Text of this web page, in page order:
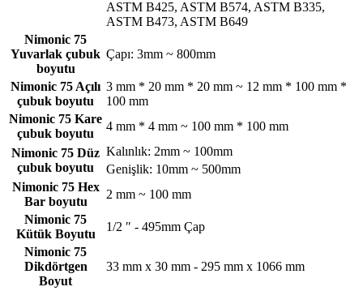
ASTM B425, ASTM B574, ASTM B335,
ASTM B473, ASTM B649
Nimonic 75
Yuvarlak çubuk
boyutu
Çapı: 3mm ~ 800mm
Nimonic 75 Açılı
çubuk boyutu
3 mm * 20 mm * 20 mm ~ 12 mm * 100 mm *
100 mm
Nimonic 75 Kare
çubuk boyutu
4 mm * 4 mm ~ 100 mm * 100 mm
Nimonic 75 Düz
çubuk boyutu
Kalınlık: 2mm ~ 100mm
Genişlik: 10mm ~ 500mm
Nimonic 75 Hex
Bar boyutu
2 mm ~ 100 mm
Nimonic 75
Kütük Boyutu
1/2 ″ - 495mm Çap
Nimonic 75
Dikdörtgen
Boyut
33 mm x 30 mm - 295 mm x 1066 mm